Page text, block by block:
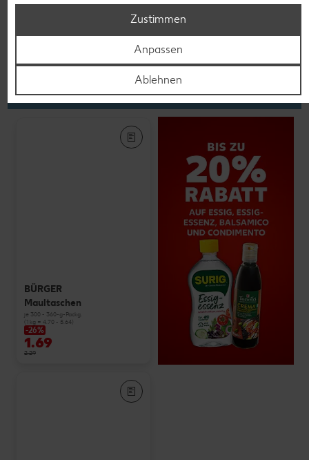
Feinkost, Konserven
Gültig vom 06.08. bis 12.08.
BÜRGER
Maultaschen
je 300 - 360-g-Packg.
(1 kg = 4.70 - 5.64)
-26%
1.69
2.29
Zustimmen
Anpassen
Ablehnen